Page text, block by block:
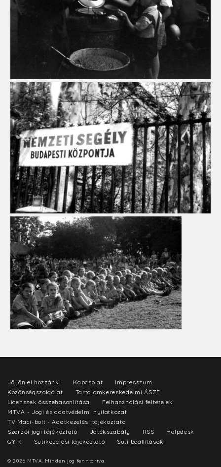
Jöjjön el hozzánk! Kapcsolat
Impresszum
Közönségszolgálat
Tartalomkereskedelmi ÁSZF
Licenszek összehasonlítása
Felhasználási feltételek
MTVA - Jogi és adatvédelmi nyilatkozat
TV Maci-bolt - Adatkezelési tájékoztató
Szerzői jogi tájékoztató
Játékszabály RSS
Helpdesk
GYIK
Sütikezelési tájékoztató Süti beállítások
© 2026 MTVA. Minden jog fenntartva.